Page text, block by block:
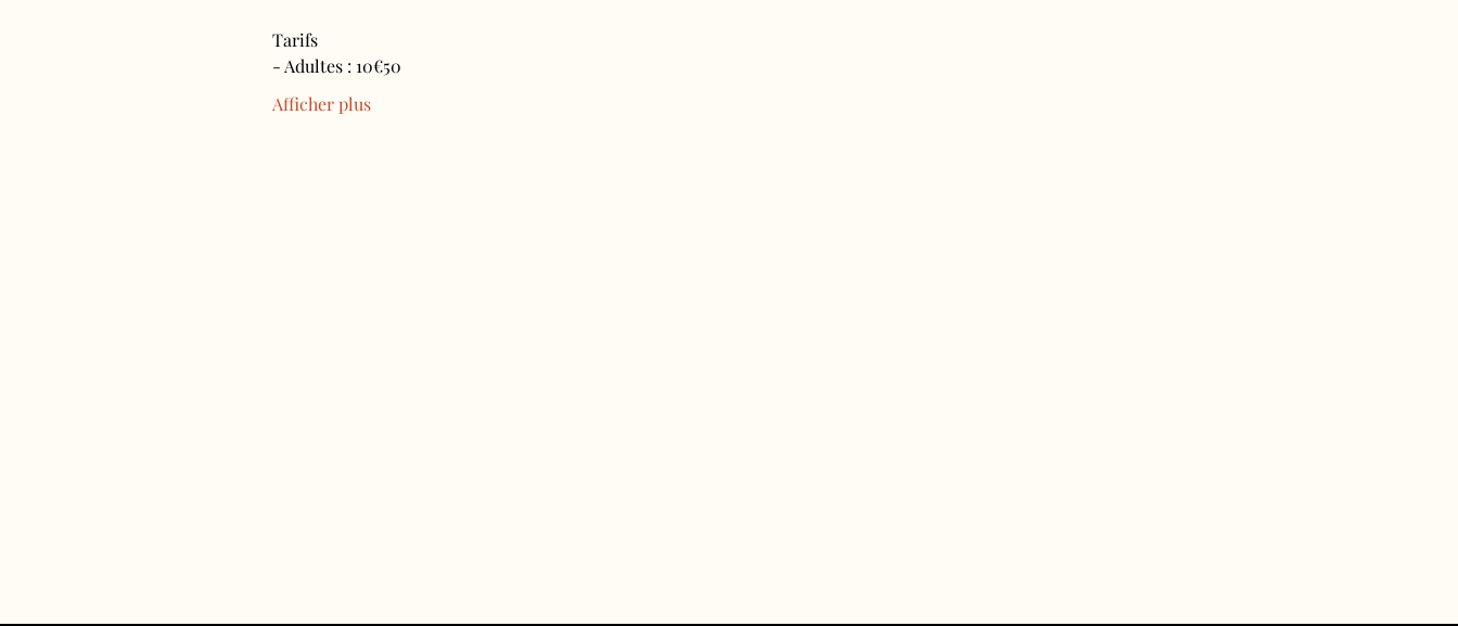
Tarifs
- Adultes : 10€50
Afficher plus